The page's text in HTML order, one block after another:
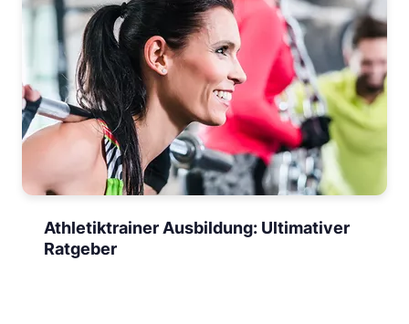
Athletiktrainer Ausbildung: Ultimativer
Ratgeber